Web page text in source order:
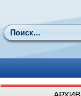
Поиск